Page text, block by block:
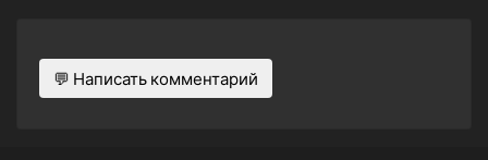
1 сезон 18 серия
1 сезон 17 серия
💬 Написать комментарий